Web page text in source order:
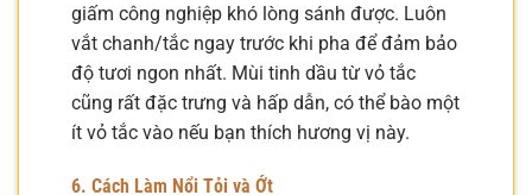
giấm công nghiệp khó lòng sánh được. Luôn
vắt chanh/tắc ngay trước khi pha để đảm bảo
độ tươi ngon nhất. Mùi tinh dầu từ vỏ tắc
cũng rất đặc trưng và hấp dẫn, có thể bào một
ít vỏ tắc vào nếu bạn thích hương vị này.
6. Cách Làm Nổi Tỏi và Ớt